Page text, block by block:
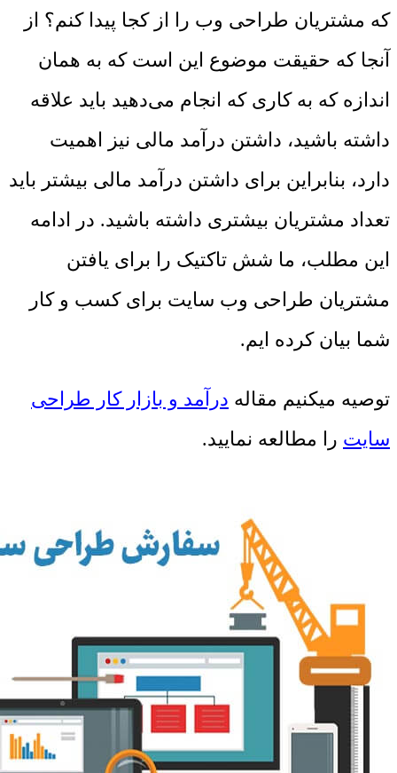
که مشتریان طراحی وب را از کجا پیدا کنم؟ از
آنجا که حقیقت موضوع این است که به همان
اندازه که به کاری که انجام می‌دهید باید علاقه
داشته باشید، داشتن درآمد مالی نیز اهمیت
دارد، بنابراین برای داشتن درآمد مالی بیشتر باید
تعداد مشتریان بیشتری داشته باشید. در ادامه
این مطلب، ما شش تاکتیک را برای یافتن
مشتریان طراحی وب سایت برای کسب و کار
شما بیان کرده ایم.
توصیه میکنیم مقاله درآمد و بازار کار طراحی
سایت را مطالعه نمایید.